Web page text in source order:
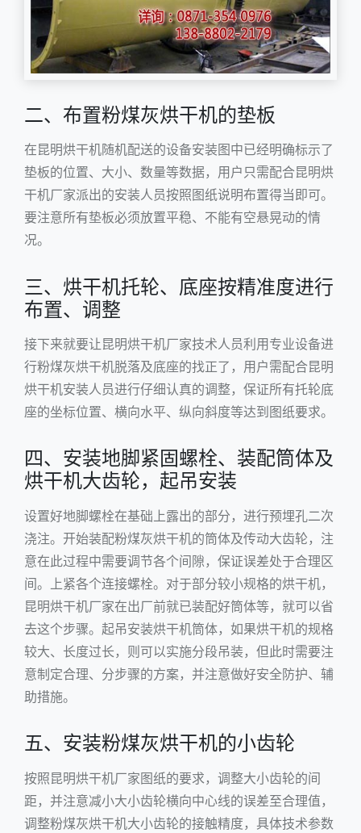
二、布置粉煤灰烘干机的垫板
在昆明烘干机随机配送的设备安装图中已经明确标示了
垫板的位置、大小、数量等数据，用户只需配合昆明烘
干机厂家派出的安装人员按照图纸说明布置得当即可。
要注意所有垫板必须放置平稳、不能有空悬晃动的情
况。
三、烘干机托轮、底座按精准度进行
布置、调整
接下来就要让昆明烘干机厂家技术人员利用专业设备进
行粉煤灰烘干机脱落及底座的找正了，用户需配合昆明
烘干机安装人员进行仔细认真的调整，保证所有托轮底
座的坐标位置、横向水平、纵向斜度等达到图纸要求。
四、安装地脚紧固螺栓、装配筒体及
烘干机大齿轮，起吊安装
设置好地脚螺栓在基础上露出的部分，进行预埋孔二次
浇注。开始装配粉煤灰烘干机的筒体及传动大齿轮，注
意在此过程中需要调节各个间隙，保证误差处于合理区
间。上紧各个连接螺栓。对于部分较小规格的烘干机，
昆明烘干机厂家在出厂前就已装配好筒体等，就可以省
去这个步骤。起吊安装烘干机筒体，如果烘干机的规格
较大、长度过长，则可以实施分段吊装，但此时需要注
意制定合理、分步骤的方案，并注意做好安全防护、辅
助措施。
五、安装粉煤灰烘干机的小齿轮
按照昆明烘干机厂家图纸的要求，调整大小齿轮的间
距，并注意减小大小齿轮横向中心线的误差至合理值，
调整粉煤灰烘干机大小齿轮的接触精度，具体技术参数